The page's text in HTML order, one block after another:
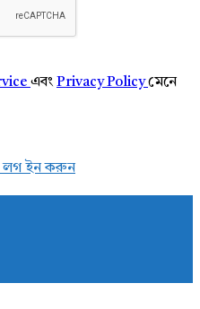
এবং Privacy Policyমেনে
লগ ইন করুন